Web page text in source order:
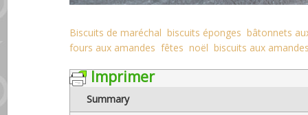
Biscuits de maréchal biscuits éponges bâtonnets
fours aux amandes fêtes noël biscuits aux
Imprimer
Summary